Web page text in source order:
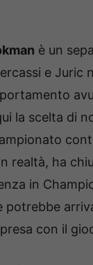
è un
e Juric
la scelta di
realtà, ha
in
potrebbe
con il